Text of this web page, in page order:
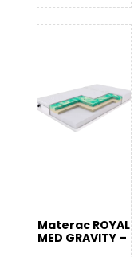
od
8
739 zł
Materac ROYAL
MED GRAVITY –